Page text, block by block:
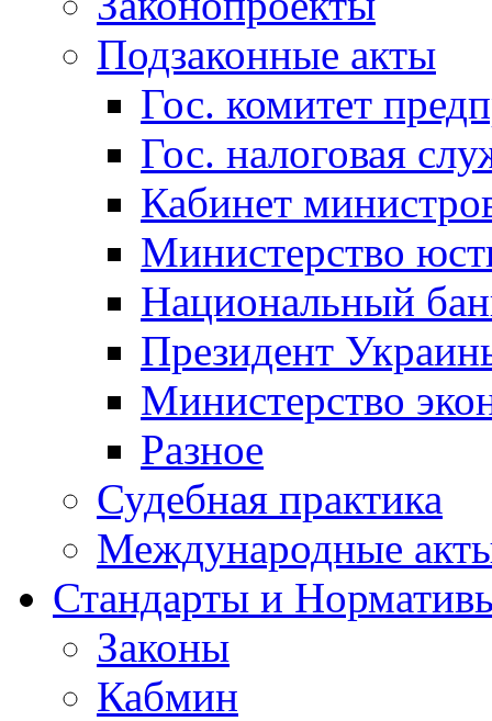
Подзаконные акты
Гос. комитет
Гос. налоговая
Кабинет
Министерство
Национальный
Президент
Министерство
Разное
Судебная практика
Международные
Стандарты и
Законы
Кабмин